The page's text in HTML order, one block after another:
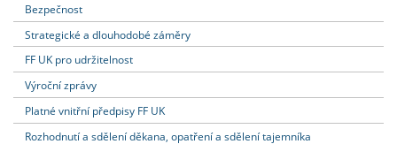
Bezpečnost
Strategické a dlouhodobé záměry
FF UK pro udržitelnost
Výroční zprávy
Platné vnitřní předpisy FF UK
Rozhodnutí a sdělení děkana, opatření a sdělení tajemníka